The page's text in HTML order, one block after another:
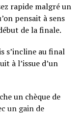
rapide malgré un
pensait à sens
de la finale.
s’incline au final
à l’issue d’un
un chèque de
un gain de